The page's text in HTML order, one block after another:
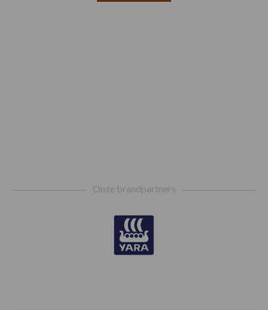
Onze brandpartners